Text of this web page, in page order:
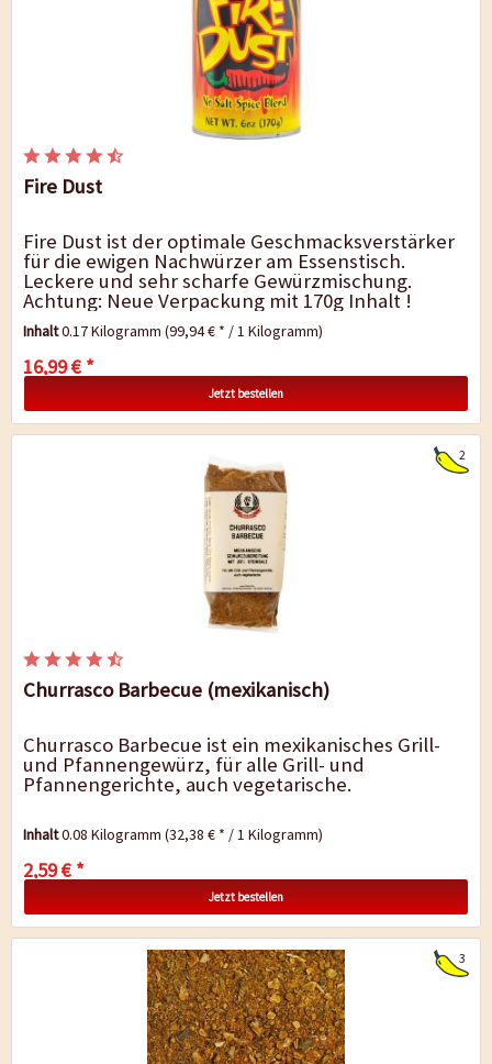
Fire Dust
Fire Dust ist der optimale Geschmacksverstärker
für die ewigen Nachwürzer am Essenstisch.
Leckere und sehr scharfe Gewürzmischung.
Achtung: Neue Verpackung mit 170g Inhalt !
Inhalt0.17 Kilogramm(99,94 € * / 1 Kilogramm)
16,99 € *
Jetzt bestellen
2
Churrasco Barbecue (mexikanisch)
Churrasco Barbecue ist ein mexikanisches Grill-
und Pfannengewürz, für alle Grill- und
Pfannengerichte, auch vegetarische.
Inhalt0.08 Kilogramm(32,38 € * / 1 Kilogramm)
2,59 € *
Jetzt bestellen
3